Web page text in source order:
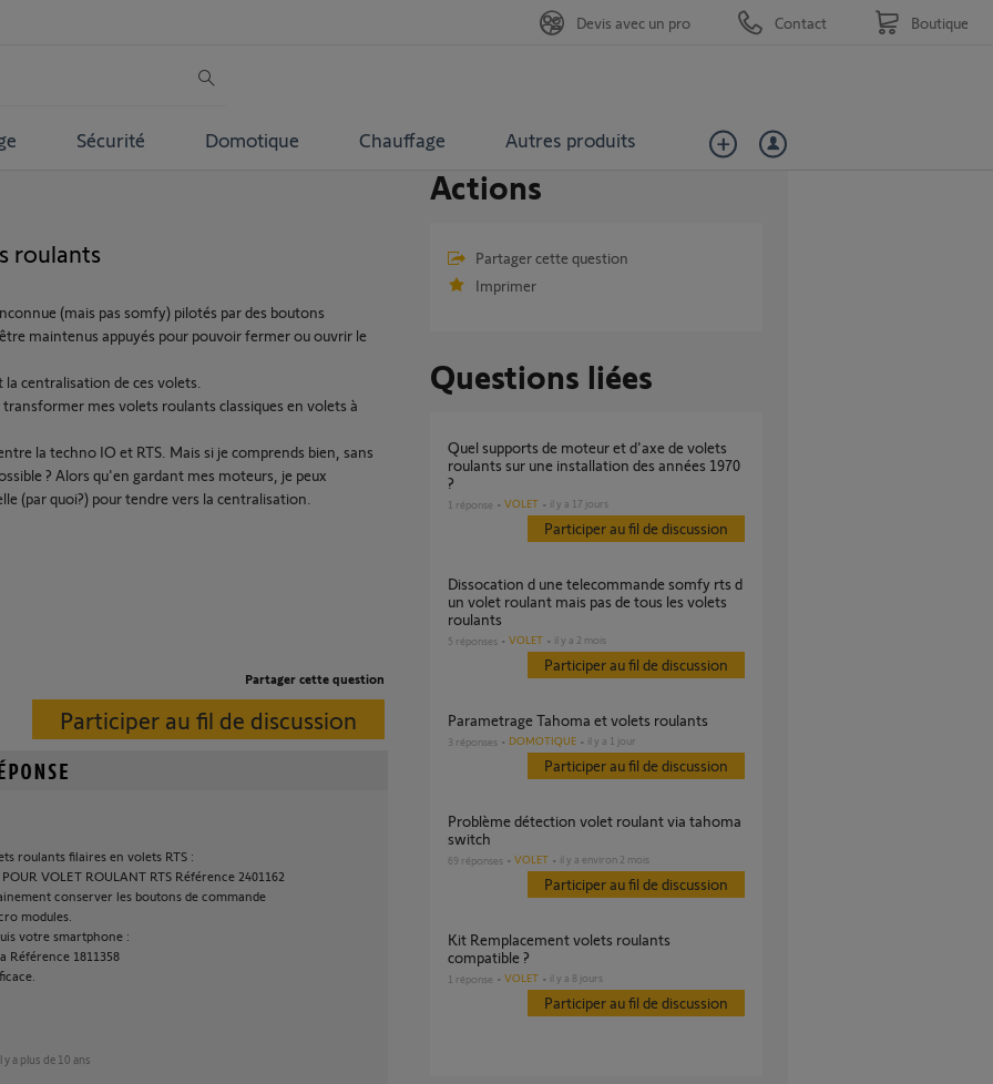
Sécurité Domotique Chauffage Autres produits
Devis avec un pro Contact Boutique
roulants
(mais pas somfy) pilotés par des boutons
maintenus appuyés pour pouvoir fermer ou ouvrir le
centralisation de ces volets.
transformer mes volets roulants classiques en volets à
la techno IO et RTS. Mais si je comprends bien, sans
? Alors qu'en gardant mes moteurs, je peux
(par quoi?) pour tendre vers la centralisation.
Partager cette question
Participer au fil de discussion
roulants filaires en volets RTS :
VOLET ROULANT RTS Référence 2401162
conserver les boutons de commande
modules.
votre smartphone :
Référence 1811358
il y a plus de 10 ans
Actions
Partager cette question
Imprimer
Questions liées
Quel supports de moteur et d'axe de volets
roulants sur une installation des années 1970
?
1 réponse VOLET il y a 17 jours
Participer au fil de discussion
dissocation d une telecommande somfy rts d
un volet roulant mais pas de tous les volets
roulants
5 réponses VOLET il y a 2 mois
Participer au fil de discussion
Parametrage Tahoma et volets roulants
3 réponses DOMOTIQUE il y a 1 jour
Participer au fil de discussion
Problème détection volet roulant via tahoma
switch
69 réponses VOLET il y a environ 2 mois
Participer au fil de discussion
Kit Remplacement volets roulants
compatible ?
1 réponse VOLET il y a 8 jours
Participer au fil de discussion